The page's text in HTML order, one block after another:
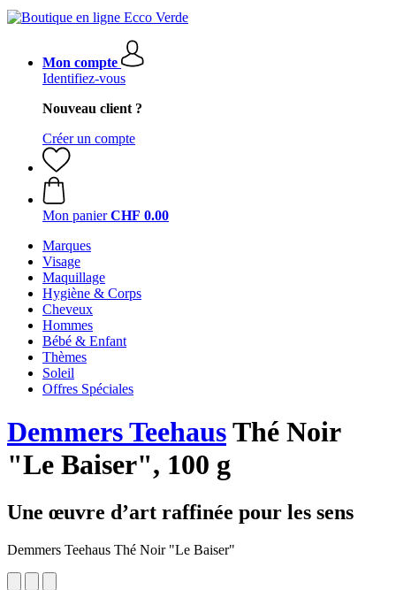
Mon compte
Identifiez-vous
Nouveau client ?
Créer un compte
Mon panier CHF 0.00
Marques
Visage
Maquillage
Hygiène & Corps
Cheveux
Hommes
Bébé & Enfant
Thèmes
Soleil
Offres Spéciales
Demmers TeehausThé Noir
"Le Baiser", 100 g
Une œuvre d’art raffinée pour les sens
Demmers Teehaus Thé Noir "Le Baiser"